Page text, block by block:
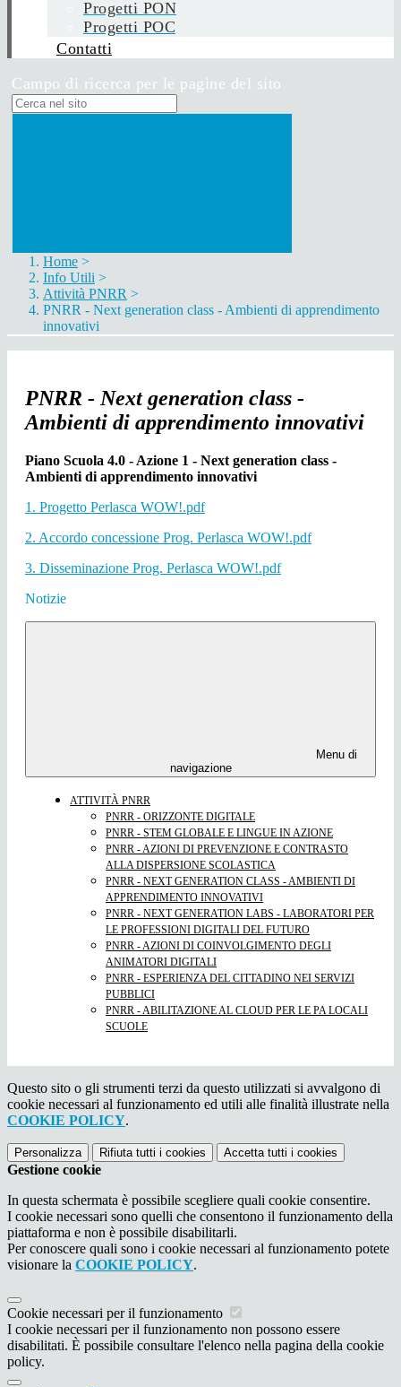
Progetti PON
Progetti POC
Contatti
Campo di ricerca per le pagine del sito
Home >
Info Utili >
Attività PNRR >
PNRR - Next generation class - Ambienti di apprendimento
innovativi
PNRR - Next generation class -
Ambienti di apprendimento innovativi
Piano Scuola 4.0 - Azione 1 - Next generation class -
Ambienti di apprendimento innovativi
1. Progetto Perlasca WOW!.pdf
2. Accordo concessione Prog. Perlasca WOW!.pdf
3. Disseminazione Prog. Perlasca WOW!.pdf
Notizie
Menu di
navigazione
ATTIVITÀ PNRR
PNRR - ORIZZONTE DIGITALE
PNRR - STEM GLOBALE E LINGUE IN AZIONE
PNRR - AZIONI DI PREVENZIONE E CONTRASTO
ALLA DISPERSIONE SCOLASTICA
PNRR - NEXT GENERATION CLASS - AMBIENTI DI
APPRENDIMENTO INNOVATIVI
PNRR - NEXT GENERATION LABS - LABORATORI PER
LE PROFESSIONI DIGITALI DEL FUTURO
PNRR - AZIONI DI COINVOLGIMENTO DEGLI
ANIMATORI DIGITALI
PNRR - ESPERIENZA DEL CITTADINO NEI SERVIZI
PUBBLICI
PNRR - ABILITAZIONE AL CLOUD PER LE PA LOCALI
SCUOLE
Questo sito o gli strumenti terzi da questo utilizzati si avvalgono di
cookie necessari al funzionamento ed utili alle finalità illustrate nella
COOKIE POLICY.
Personalizza Rifiuta tutti i cookies Accetta tutti i cookies
Gestione cookie
In questa schermata è possibile scegliere quali cookie consentire.
I cookie necessari sono quelli che consentono il funzionamento della
piattaforma e non è possibile disabilitarli.
Per conoscere quali sono i cookie necessari al funzionamento potete
visionare la COOKIE POLICY.
Cookie necessari per il funzionamento
I cookie necessari per il funzionamento non possono essere
disabilitati. È possibile consultare l'elenco nella pagina della cookie
policy.